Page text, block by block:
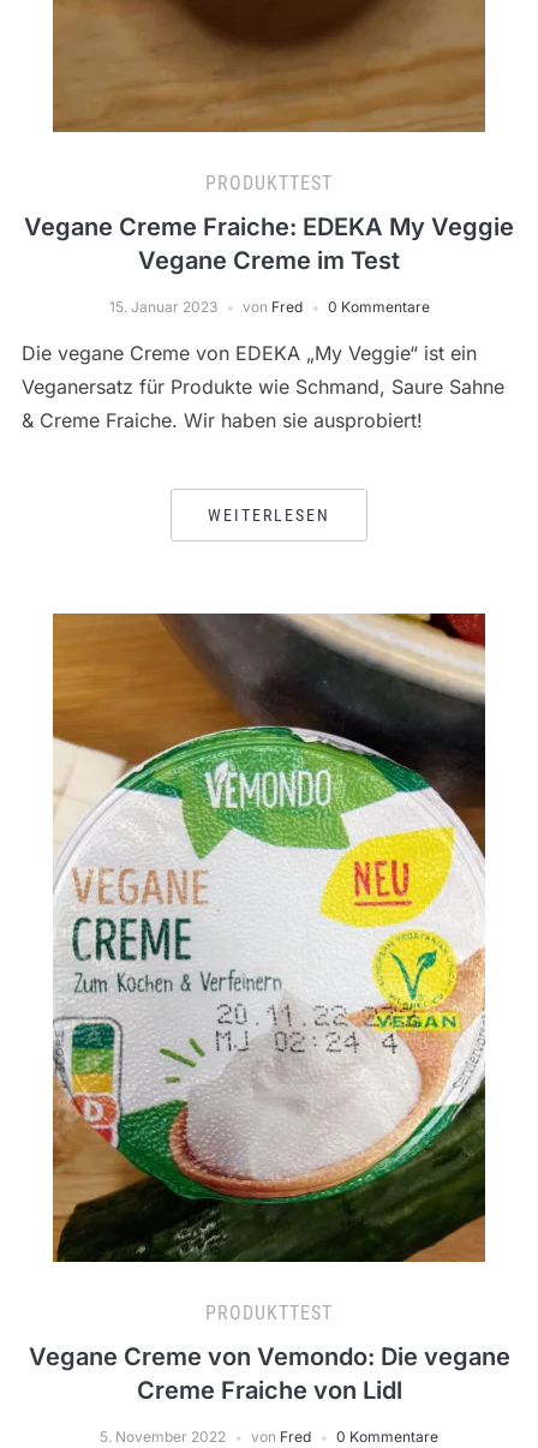
PRODUKTTEST
Vegane Creme Fraiche: EDEKA My Veggie
Vegane Creme im Test
15. Januar 2023 von Fred 0 Kommentare
Die vegane Creme von EDEKA „My Veggie“ ist ein
Veganersatz für Produkte wie Schmand, Saure Sahne
& Creme Fraiche. Wir haben sie ausprobiert!
WEITERLESEN
PRODUKTTEST
Vegane Creme von Vemondo: Die vegane
Creme Fraiche von Lidl
5. November 2022 von Fred 0 Kommentare